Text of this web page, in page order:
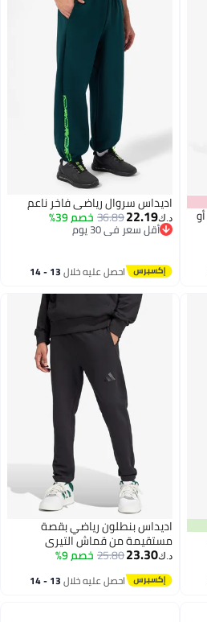
اديداس سروال رياضي فاخر ناعم
د.ك‏ 22.19
36.89خصم 39%
أقل سعر في 30 يوم
أقل سعر في 30 يوم
احصل عليه خلال 13 - 14
اغسطس
اديداس بنطلون رياضي بقصة
مستقيمة من قماش التيري
الفرنسي لجميع المواسم
23.30
25.80خصم 9%
احصل عليه خلال 13 - 14